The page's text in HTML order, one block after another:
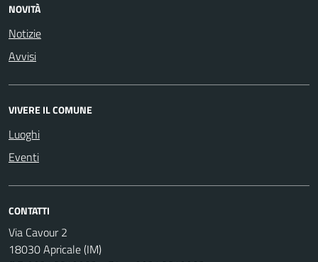
NOVITÀ
Notizie
Avvisi
VIVERE IL COMUNE
Luoghi
Eventi
CONTATTI
Via Cavour 2
18030 Apricale (IM)